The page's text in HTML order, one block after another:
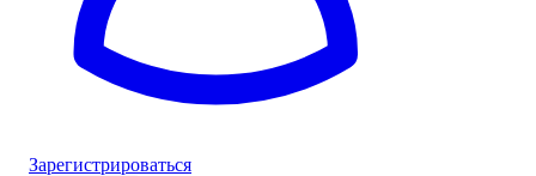
Зарегистрироваться